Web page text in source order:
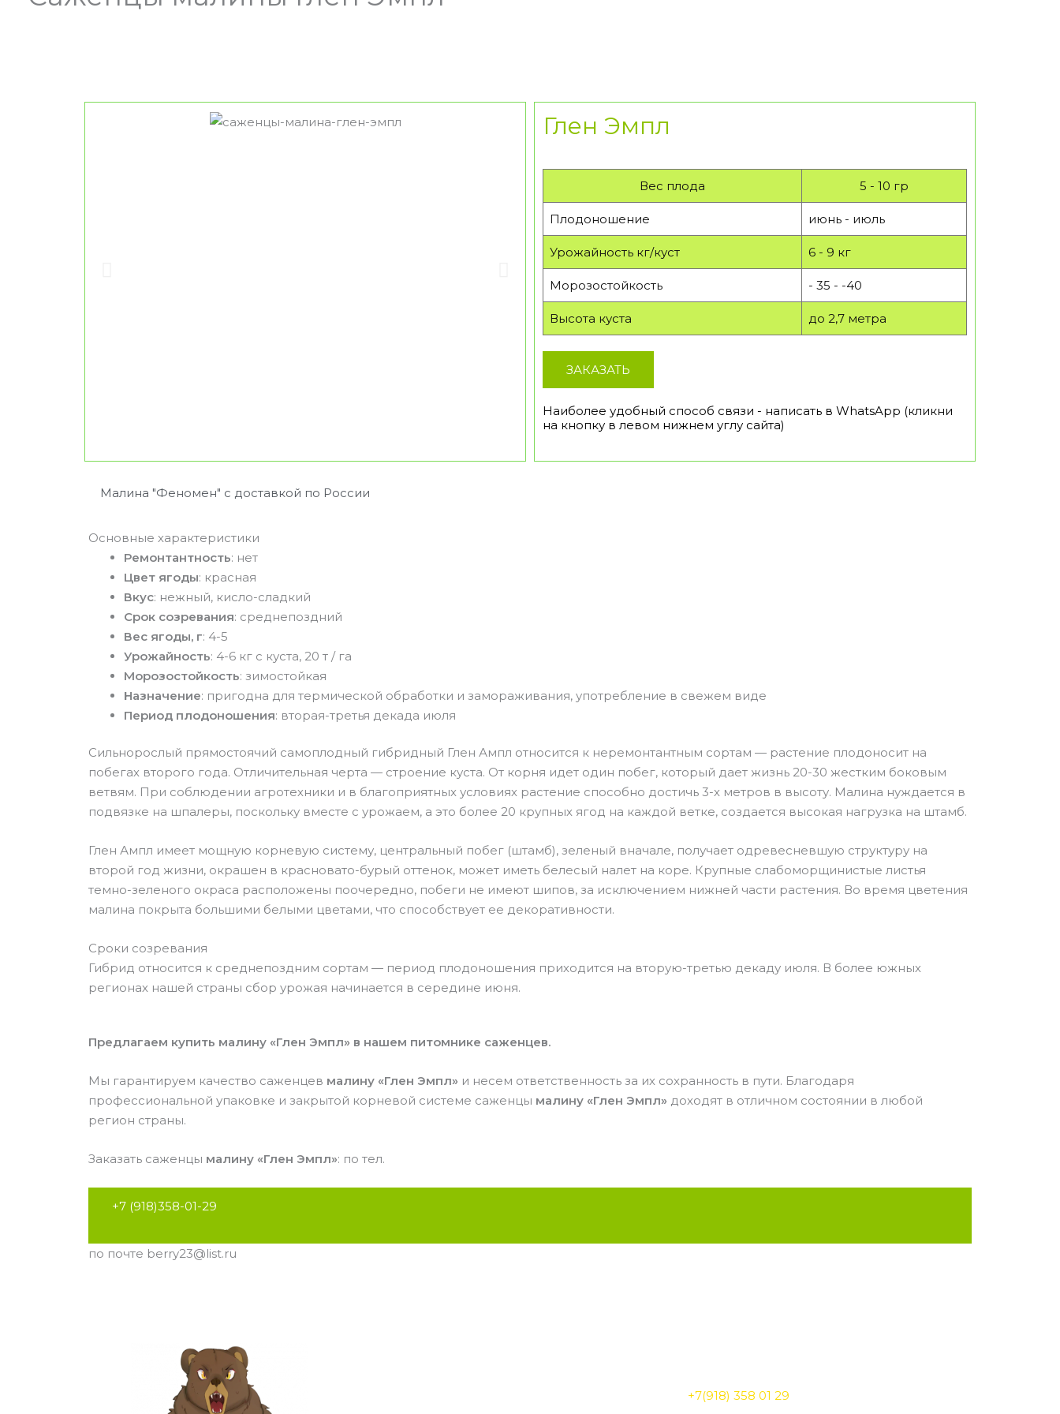
Глен Эмпл
Вес плода 5 - 10 гр
Плодоношение июнь - июль
Урожайность кг/куст 6 - 9 кг
Морозостойкость - 35 - -40
Высота куста до 2,7 метра
ЗАКАЗАТЬ
Наиболее удобный способ связи - написать в WhatsApp (кликни
на кнопку в левом нижнем углу сайта)
Малина "Феномен" с доставкой по России
Основные характеристики
Ремонтантность: нет
Цвет ягоды: красная
Вкус: нежный, кисло-сладкий
Срок созревания: среднепоздний
Вес ягоды, г: 4-5
Урожайность: 4-6 кг с куста, 20 т / га
Морозостойкость: зимостойкая
Назначение: пригодна для термической обработки и замораживания, употребление в свежем виде
Период плодоношения: вторая-третья декада июля
Сильнорослый прямостоячий самоплодный гибридный Глен Ампл относится к неремонтантным сортам — растение плодоносит на
побегах второго года. Отличительная черта — строение куста. От корня идет один побег, который дает жизнь 20-30 жестким боковым
ветвям. При соблюдении агротехники и в благоприятных условиях растение способно достичь 3-х метров в высоту. Малина нуждается в
подвязке на шпалеры, поскольку вместе с урожаем, а это более 20 крупных ягод на каждой ветке, создается высокая нагрузка на штамб.
Глен Ампл имеет мощную корневую систему, центральный побег (штамб), зеленый вначале, получает одревесневшую структуру на
второй год жизни, окрашен в красновато-бурый оттенок, может иметь белесый налет на коре. Крупные слабоморщинистые листья
темно-зеленого окраса расположены поочередно, побеги не имеют шипов, за исключением нижней части растения. Во время цветения
малина покрыта большими белыми цветами, что способствует ее декоративности.
Сроки созревания
Гибрид относится к среднепоздним сортам — период плодоношения приходится на вторую-третью декаду июля. В более южных
регионах нашей страны сбор урожая начинается в середине июня.
Предлагаем купить малину «Глен Эмпл» в нашем питомнике саженцев.
Мы гарантируем качество саженцев малину «Глен Эмпл» и несем ответственность за их сохранность в пути. Благодаря
профессиональной упаковке и закрытой корневой системе саженцы малину «Глен Эмпл» доходят в отличном состоянии в любой
регион страны.
Заказать саженцы малину «Глен Эмпл»: по тел.
+7 (918)358-01-29
по почте berry23@list.ru
+7(918) 358 01 29